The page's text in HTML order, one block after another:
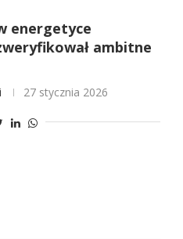
energetyce
ambitne
27 stycznia 2026